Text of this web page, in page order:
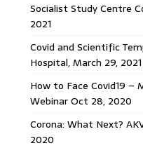
Socialist Study Centre
2021
Covid and Scientific
Hospital, March 29, 2021
How to Face Covid19 –
Webinar Oct 28, 2020
Corona: What Next?
2020